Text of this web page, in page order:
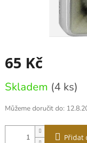
65 Kč
cena:
Skladem (4 ks)
Můžeme doručit do:
Přidat